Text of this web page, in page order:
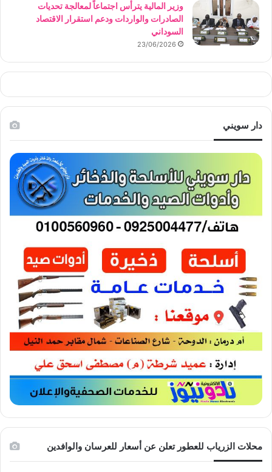
وزير المالية يترأس اجتماعاً لمعالجة تحديات
الصادرات والواردات ودعم استقرار الاقتصاد
السوداني
23/06/2026
دار سويني
محلات الزرياب للعطور تعلن عن أسعار للعرسان والوافدين